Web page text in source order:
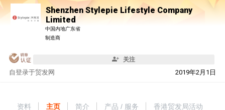
Shenzhen Stylepie Lifestyle Company
Limited
中国内地广东省
制造商
关注
自 2019年2月1日
登录于贸发网
资料 主页 简介 产品 / 服务 香港贸发局活动